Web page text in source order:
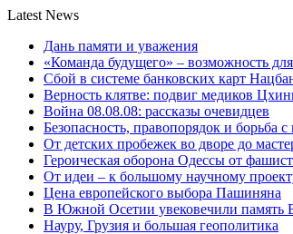
Latest News
Дань памяти и уважения
«Команда будущего» – возможность
Сбой в системе банковских карт
Верность клятве: подвиг медиков
Война 08.08.08: рассказы очевидцев
Безопасность, правопорядок и борьба с
От детских пробежек во дворе до
Героическая оборона Одессы от
От идеи – к большому научному
Цена европейского выбора Пашиняна
В Южной Осетии увековечили память
Науру, Грузия и большая геополитика